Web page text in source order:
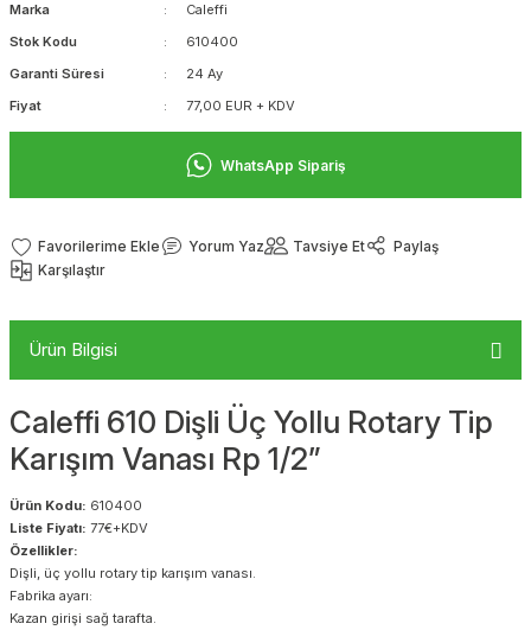
Marka
Caleffi
Stok Kodu
610400
Garanti Süresi
24 Ay
Fiyat
77,00 EUR + KDV
WhatsApp Sipariş
Yorum Yaz Tavsiye Et
Paylaş
Karşılaştır
Ürün Bilgisi
Caleffi 610 Dişli Üç Yollu Rotary Tip
Karışım Vanası Rp 1/2”
Ürün Kodu: 610400
Liste Fiyatı: 77€+KDV
Özellikler:
Dişli, üç yollu rotary tip karışım vanası.
Fabrika ayarı:
Kazan girişi sağ tarafta.